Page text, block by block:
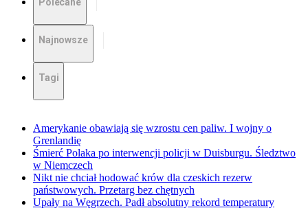
Najnowsze
Tagi
Amerykanie obawiają się wzrostu cen paliw. I wojny o
Grenlandię
Śmierć Polaka po interwencji policji w Duisburgu. Śledztwo
w Niemczech
Nikt nie chciał hodować krów dla czeskich rezerw
państwowych. Przetarg bez chętnych
Upały na Węgrzech. Padł absolutny rekord temperatury